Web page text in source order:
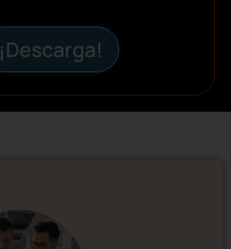
¡Descarga!